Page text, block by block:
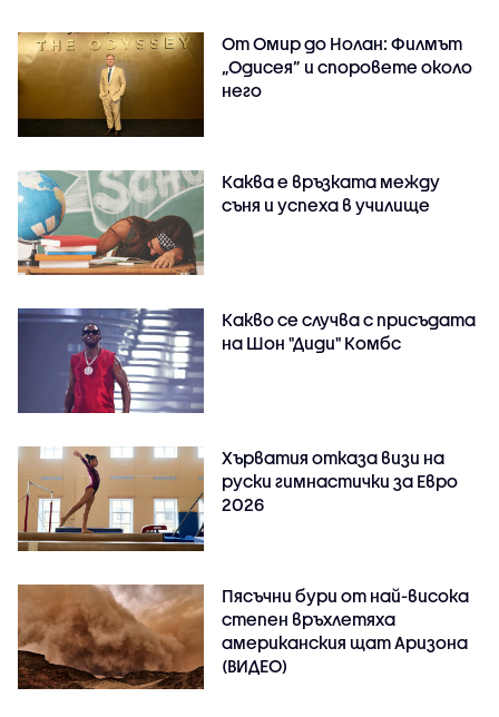
От Омир до Нолан: Филмът
„Одисея” и споровете около
него
Каква е връзката между
съня и успеха в училище
Какво се случва с присъдата
на Шон "Диди" Комбс
Хърватия отказа визи на
руски гимнастички за Евро
2026
Пясъчни бури от най-висока
степен връхлетяха
американския щат Аризона
(ВИДЕО)